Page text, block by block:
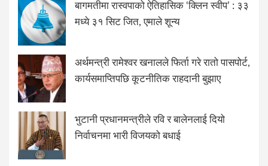
बागमतीमा रास्वपाको ऐतिहासिक ‘क्लिन स्वीप’ : ३३
मध्ये ३१ सिट जित, एमाले शून्य
अर्थमन्त्री रामेश्वर खनालले फिर्ता गरे रातो पासपोर्ट,
कार्यसमाप्तिपछि कूटनीतिक राहदानी बुझाए
भुटानी प्रधानमन्त्रीले रवि र बालेनलाई दियो
निर्वाचनमा भारी विजयको बधाई